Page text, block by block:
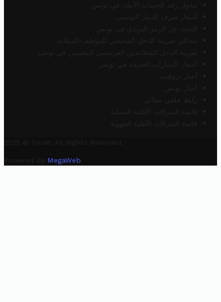
محول رقم الحساب الآيبان في تونس
أسعار صرف الدينار التونسي
البحث عن الرمز البريدي في تونس
محاكي ضريبة الدخل الشخصي للموظف/المتقاعد
ضريبة الدخل للمتقاعدين الفرنسيين المقيمين في تونس
أسعار السيارات الجديدة في تونس
أخبار تروفيت
أخبار تونس
رابط خلفي مجاني
قائمة الشركات الأهلية المحلية
قائمة الشركات الأهلية الجهوية
2025 © Trovit. All Rights Reserved.
Powered By MegaWeb